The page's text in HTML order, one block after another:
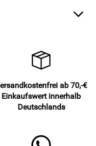
ab 70,-€
Einkaufswert innerhalb
Deutschlands